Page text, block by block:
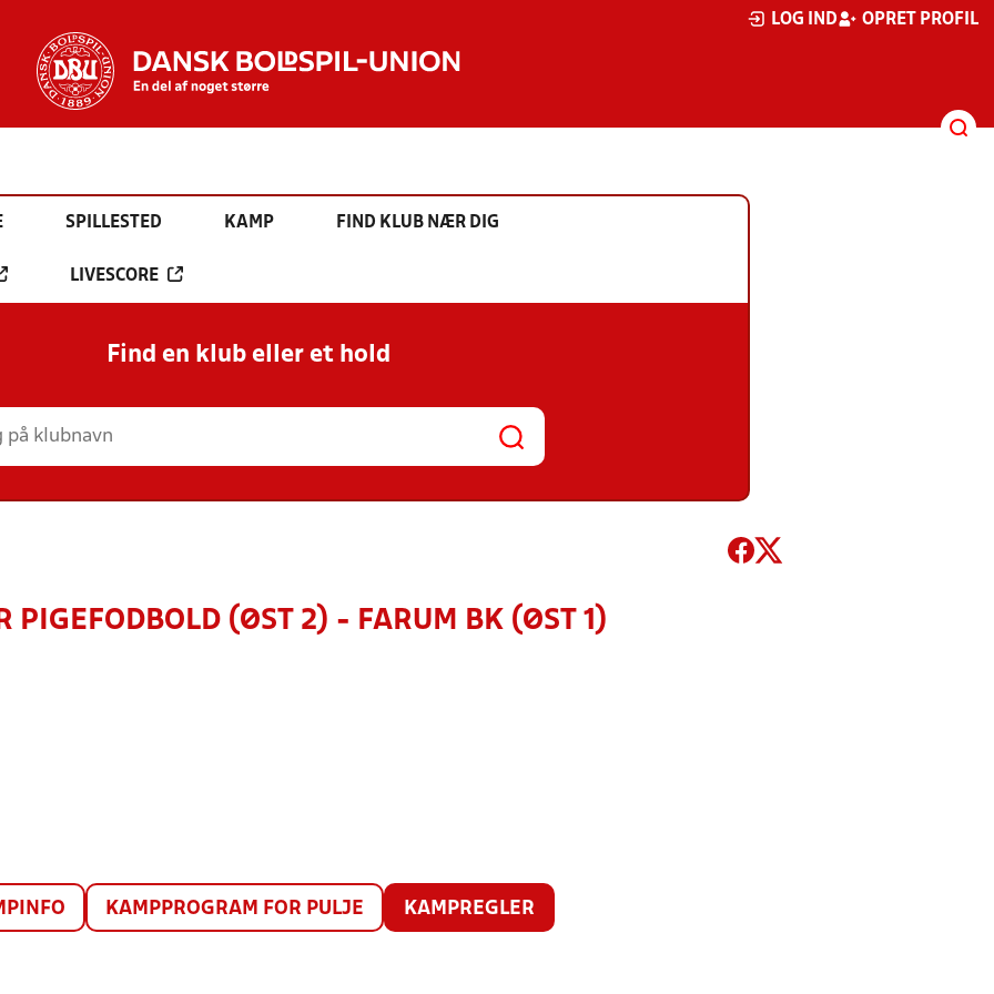
LOG IND OPRET PROFIL
SPILLESTED KAMP FIND KLUB NÆR DIG
LIVESCORE
Find en klub eller et hold
PIGEFODBOLD (ØST 2) - FARUM BK (ØST 1)
KAMPPROGRAM FOR PULJE KAMPREGLER